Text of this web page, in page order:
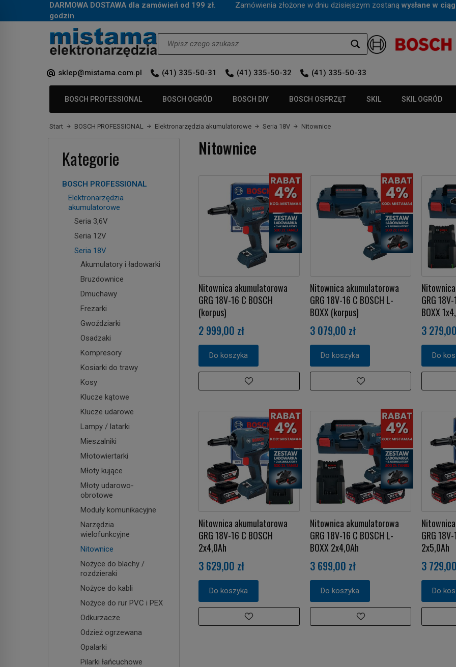
DARMOWA DOSTAWA dla zamówień od 199 zł. Zamówienia złożone w dniu dzisiejszym zostaną wysłane w
godzin.
sklep@mistama.com.pl (41) 335-50-31 (41) 335-50-32 (41) 335-50-33
BOSCH PROFESSIONAL BOSCH OGRÓD BOSCH DIY BOSCH OSPRZĘT SKIL SKIL OGRÓD
Start BOSCH PROFESSIONAL Elektronarzędzia akumulatorowe Seria 18V Nitownice
Nitownice
Nitownica akumulatorowa
GRG 18V-16 C BOSCH
(korpus)
2 999,00 zł
Do koszyka
Nitownica akumulatorowa
GRG 18V-16 C BOSCH L-
BOXX (korpus)
3 079,00 zł
Do koszyka
GRG
BOXX
3
Do
Nitownica akumulatorowa
GRG 18V-16 C BOSCH
2x4,0Ah
3 629,00 zł
Do koszyka
Nitownica akumulatorowa
GRG 18V-16 C BOSCH L-
BOXX 2x4,0Ah
3 699,00 zł
Do koszyka
GRG
2x5,0Ah
3
Do
Kategorie
BOSCH PROFESSIONAL
Elektronarzędzia
akumulatorowe
Seria 3,6V
Seria 12V
Seria 18V
Akumulatory i ładowarki
Bruzdownice
Dmuchawy
Frezarki
Gwoździarki
Osadzaki
Kompresory
Kosiarki do trawy
Kosy
Klucze kątowe
Klucze udarowe
Lampy / latarki
Mieszalniki
Młotowiertarki
Młoty kujące
Młoty udarowo-
obrotowe
Moduły komunikacyjne
Narzędzia
wielofunkcyjne
Nitownice
Nożyce do blachy /
rozdzieraki
Nożyce do kabli
Nożyce do rur PVC i PEX
Odkurzacze
Odzież ogrzewana
Opalarki
Pilarki łańcuchowe